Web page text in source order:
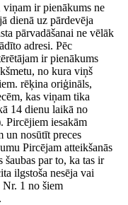
viņam ir pienākums ne
dienā uz pārdevēja
pārvadāšanai ne vēlāk
adresi. Pēc
ir pienākums
no kura viņš
rēķina oriģināls,
kas viņam tika
14 dienu laikā no
Pircējiem iesakām
un nosūtīt preces
Pircējam atteikšanās
par to, ka tas ir
ilgstoša nesēja vai
1 no šiem